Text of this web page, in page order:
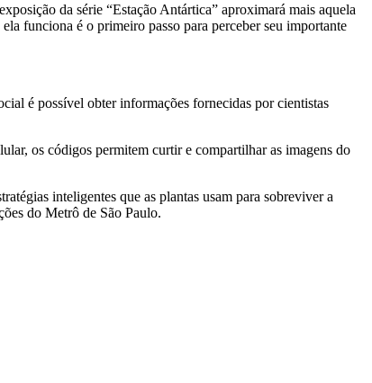
da série “Estação Antártica” aproximará mais aquela
funciona é o primeiro passo para perceber seu importante
é possível obter informações fornecidas por cientistas
os códigos permitem curtir e compartilhar as imagens do
inteligentes que as plantas usam para sobreviver a
do Metrô de São Paulo.